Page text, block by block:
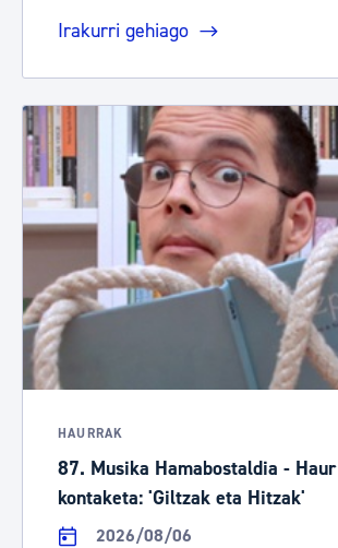
Irakurri gehiago
HAURRAK
87. Musika Hamabostaldia -
kontaketa: 'Giltzak eta Hitzak'
2026/08/06